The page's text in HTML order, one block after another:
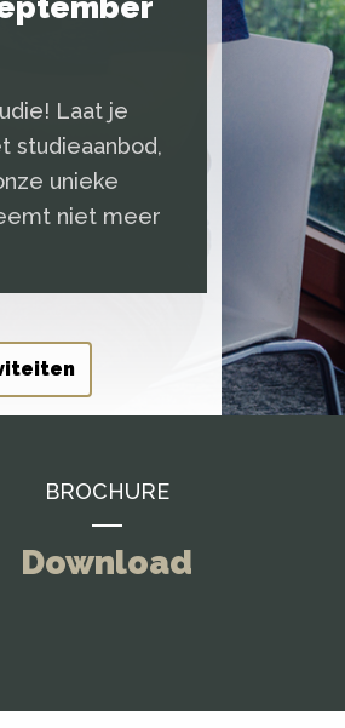
Laat je
studieaanbod,
unieke
niet meer
BROCHURE
Download